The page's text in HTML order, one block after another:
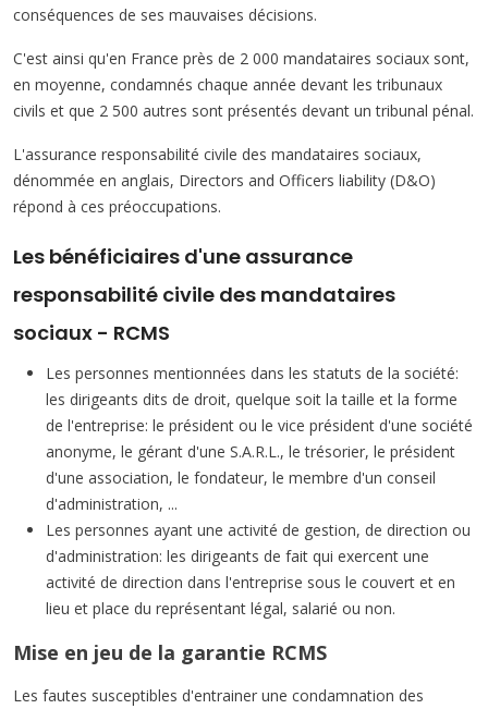
conséquences de ses mauvaises décisions.
C'est ainsi qu'en France près de 2 000 mandataires sociaux sont,
en moyenne, condamnés chaque année devant les tribunaux
civils et que 2 500 autres sont présentés devant un tribunal pénal.
L'assurance responsabilité civile des mandataires sociaux,
dénommée en anglais, Directors and Officers liability (D&O)
répond à ces préoccupations.
Les bénéficiaires d'une assurance
responsabilité civile des mandataires
sociaux - RCMS
Les personnes mentionnées dans les statuts de la société:
les dirigeants dits de droit, quelque soit la taille et la forme
de l'entreprise: le président ou le vice président d'une société
anonyme, le gérant d'une S.A.R.L., le trésorier, le président
d'une association, le fondateur, le membre d'un conseil
d'administration, ...
Les personnes ayant une activité de gestion, de direction ou
d'administration: les dirigeants de fait qui exercent une
activité de direction dans l'entreprise sous le couvert et en
lieu et place du représentant légal, salarié ou non.
Mise en jeu de la garantie RCMS
Les fautes susceptibles d'entrainer une condamnation des